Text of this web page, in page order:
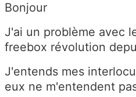
Bonjour
J'ai un problème avec
freebox révolution
J'entends mes
eux ne m'entendent